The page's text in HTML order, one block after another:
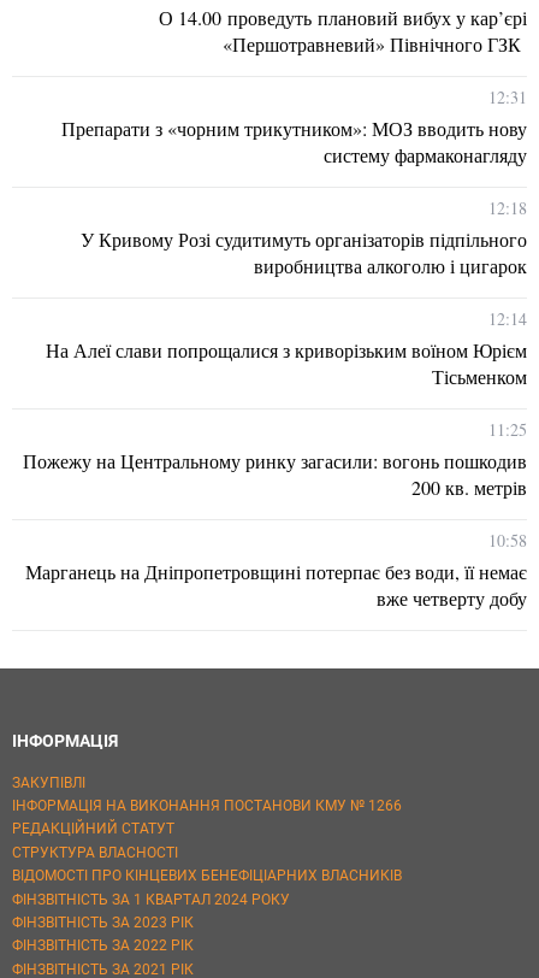
О 14.00 проведуть плановий вибух у кар’єрі
«Першотравневий» Північного ГЗК
12:31
Препарати з «чорним трикутником»: МОЗ вводить нову
систему фармаконагляду
12:18
У Кривому Розі судитимуть організаторів підпільного
виробництва алкоголю і цигарок
12:14
На Алеї слави попрощалися з криворізьким воїном Юрієм
Тісьменком
11:25
Пожежу на Центральному ринку загасили: вогонь пошкодив
200 кв. метрів
10:58
Марганець на Дніпропетровщині потерпає без води, її немає
вже четверту добу
ІНФОРМАЦІЯ
ЗАКУПІВЛІ
ІНФОРМАЦІЯ НА ВИКОНАННЯ ПОСТАНОВИ КМУ № 1266
РЕДАКЦІЙНИЙ СТАТУТ
СТРУКТУРА ВЛАСНОСТІ
ВІДОМОСТІ ПРО КІНЦЕВИХ БЕНЕФІЦІАРНИХ ВЛАСНИКІВ
ФІНЗВІТНІСТЬ ЗА 1 КВАРТАЛ 2024 РОКУ
ФІНЗВІТНІСТЬ ЗА 2023 РІК
ФІНЗВІТНІСТЬ ЗА 2022 РІК
ФІНЗВІТНІСТЬ ЗА 2021 РІК